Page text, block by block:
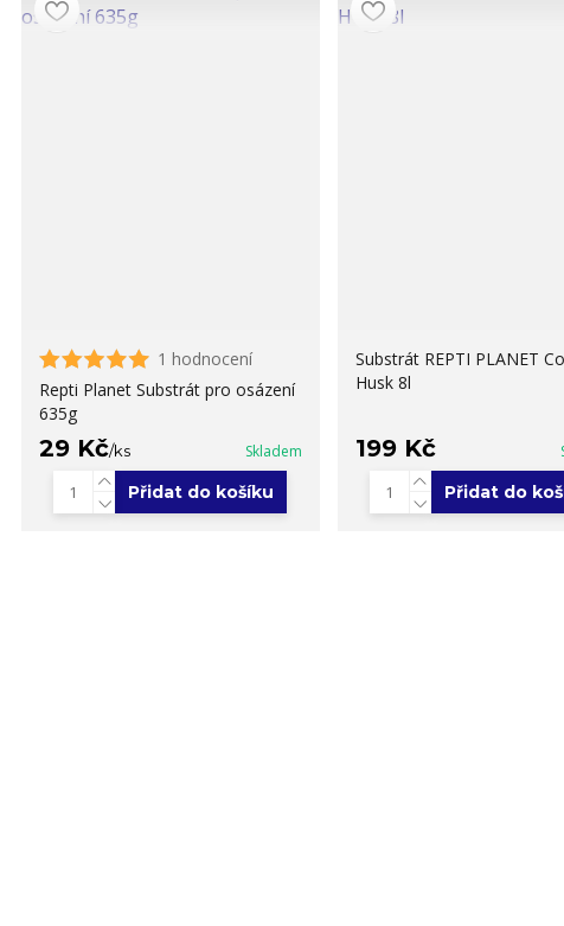
1 hodnocení
Repti Planet Substrát pro osázení
635g
29 Kč/ks Skladem
Přidat do košíku
Substrát REPTI PLANET
Husk 8l
199 Kč
Přidat do